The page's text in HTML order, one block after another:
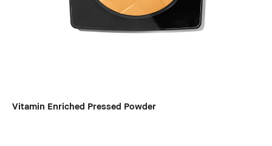
Vitamin Enriched Pressed Powder